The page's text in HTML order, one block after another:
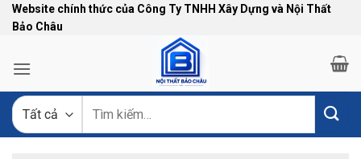
Bỏ
qua
dung
Website chính thức của Công Ty TNHH Xây Dựng và Nội Thất
Bảo Châu
kiếm: